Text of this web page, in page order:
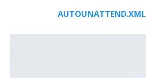
AUTOUNATTEND.XML